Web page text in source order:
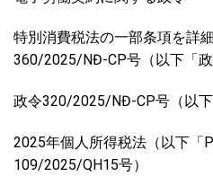
特別消費税法の一部条項を詳
360/2025/NĐ-CP号（以下「政
政令320/2025/NĐ-CP号（以下
2025年個人所得税法（以下「
109/2025/QH15号）